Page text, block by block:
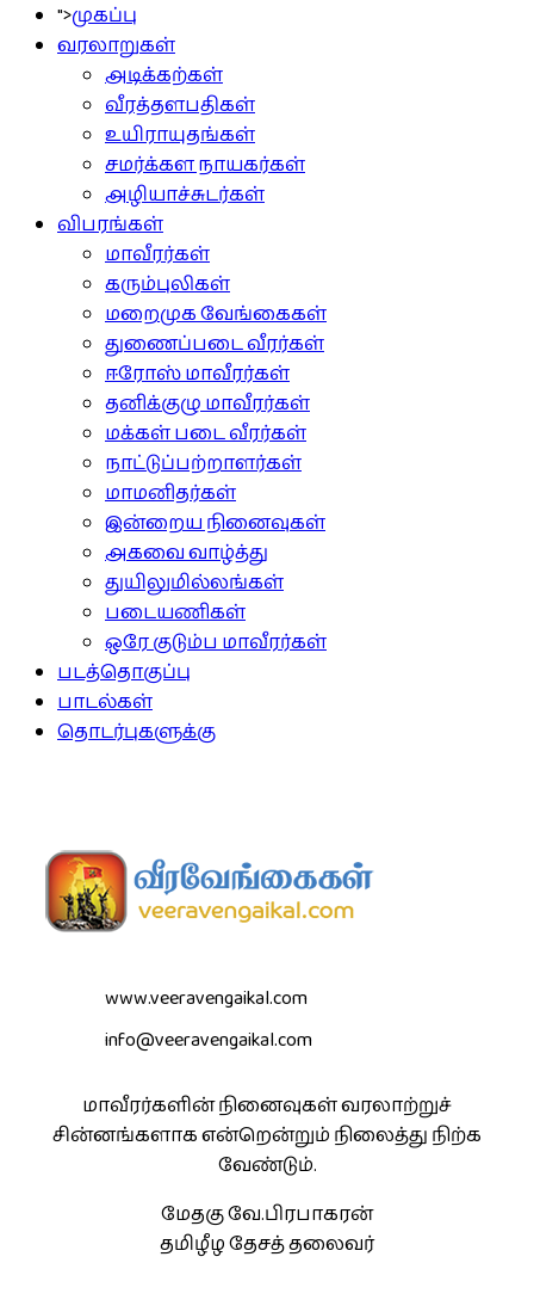
">முகப்பு
வரலாறுகள்
அடிக்கற்கள்
வீரத்தளபதிகள்
உயிராயுதங்கள்
சமர்க்கள நாயகர்கள்
அழியாச்சுடர்கள்
விபரங்கள்
மாவீரர்கள்
கரும்புலிகள்
மறைமுக வேங்கைகள்
துணைப்படை வீரர்கள்
ஈரோஸ் மாவீரர்கள்
தனிக்குழு மாவீரர்கள்
மக்கள் படை வீரர்கள்
நாட்டுப்பற்றாளர்கள்
மாமனிதர்கள்
இன்றைய நினைவுகள்
அகவை வாழ்த்து
துயிலுமில்லங்கள்
படையணிகள்
ஒரே குடும்ப மாவீரர்கள்
படத்தொகுப்பு
பாடல்கள்
தொடர்புகளுக்கு
www.veeravengaikal.com
info@veeravengaikal.com
மாவீரர்களின் நினைவுகள் வரலாற்றுச்
சின்னங்களாக என்றென்றும் நிலைத்து நிற்க
வேண்டும்.
மேதகு வே.பிரபாகரன்
தமிழீழ தேசத் தலைவர்